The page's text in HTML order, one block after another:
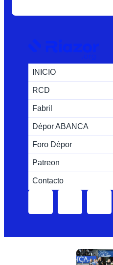
INICIO
RCD
Fabril
Dépor ABANCA
Foro Dépor
Patreon
Contacto